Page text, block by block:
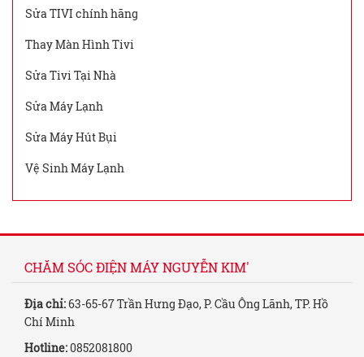
Sửa TIVI chính hãng
Thay Màn Hình Tivi
Sửa Tivi Tại Nhà
Sửa Máy Lạnh
Sửa Máy Hút Bụi
Vệ Sinh Máy Lạnh
CHĂM SÓC ĐIỆN MÁY NGUYỄN KIM'
Địa chỉ:63-65-67 Trần Hưng Đạo, P. Cầu Ông Lãnh, TP. Hồ
Chí Minh
Hotline:0852081800